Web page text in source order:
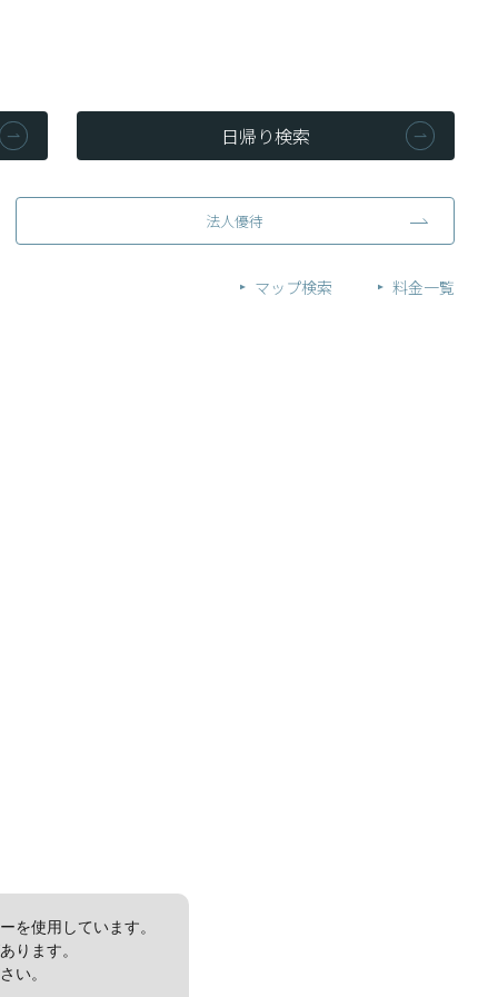
日帰り検索
法人優待
マップ検索 料金一覧
を使用しています。
ります。
い。